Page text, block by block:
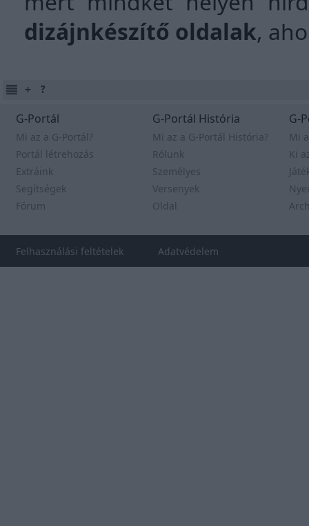
dizájnkészítő oldalak,
G-Portál
Mi az a G-Portál?
Portál létrehozás
Extráink
Segítségek
Fórum
G-Portál História
Mi az a G-Portál História?
Rólunk
Személyes
Versenyek
Oldal
G-
Mi
Ki
Felhasználási feltételek Adatvédelem